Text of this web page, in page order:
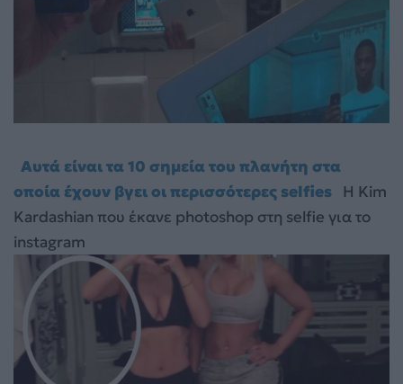
Αυτά είναι τα 10 σημεία του πλανήτη στα
οποία έχουν βγει οι περισσότερες selfies Η Kim
Kardashian που έκανε photoshop στη selfie για το
instagram